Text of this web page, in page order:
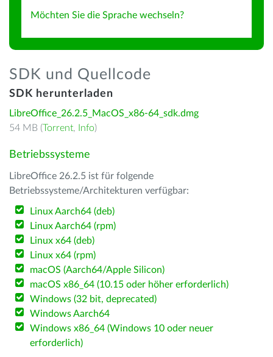
Möchten Sie die Sprache wechseln?
SDK und Quellcode
SDK herunterladen
LibreOffice_26.2.5_MacOS_x86-64_sdk.dmg
54 MB (Torrent, Info)
Betriebssysteme
LibreOffice 26.2.5 ist für folgende
Betriebssysteme/Architekturen verfügbar:
Linux Aarch64 (deb)
Linux Aarch64 (rpm)
Linux x64 (deb)
Linux x64 (rpm)
macOS (Aarch64/Apple Silicon)
macOS x86_64 (10.15 oder höher erforderlich)
Windows (32 bit, deprecated)
Windows Aarch64
Windows x86_64 (Windows 10 oder neuer
erforderlich)